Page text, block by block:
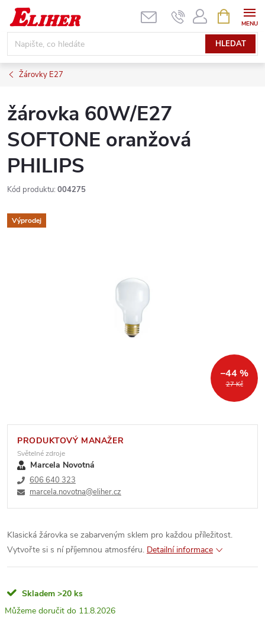
Přejít
obsah
HLEDAT
NÁKUPNÍ
KOŠÍK
Žárovky E27
žárovka 60W/E27
SOFTONE oranžová
PHILIPS
Kód produktu: 004275
Výprodej
27 Kč
–44 %
PRODUKTOVÝ MANAŽER
Světelné zdroje
Marcela Novotná
606 640 323
marcela.novotna@eliher.cz
Klasická žárovka se zabarveným sklem pro každou příležitost.
Vytvořte si s ní příjemnou atmosféru. Detailní informace
Skladem >20 ks
11.8.2026